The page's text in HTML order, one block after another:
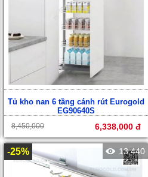
Tủ kho nan 6 tầng cánh rút Eurogold
EG90640S
8,450,000 6,338,000 đ
-25% 13,440